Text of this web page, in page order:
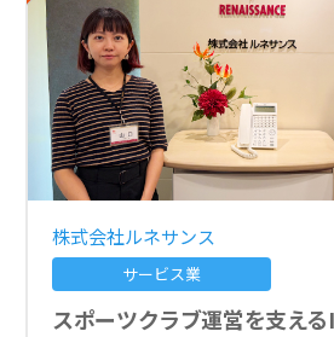
株式会社ルネサンス
サービス業
スポーツクラブ運営を支え